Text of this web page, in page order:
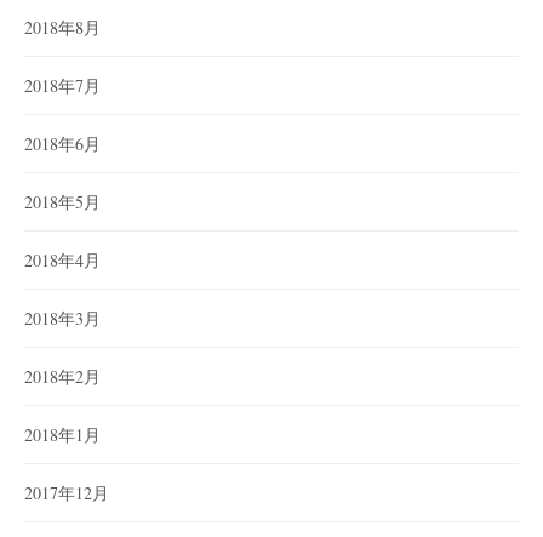
2018年8月
2018年7月
2018年6月
2018年5月
2018年4月
2018年3月
2018年2月
2018年1月
2017年12月